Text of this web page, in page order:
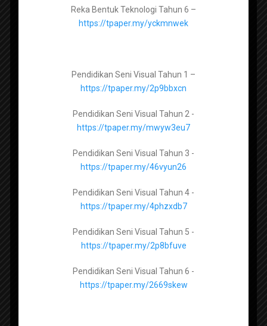
RPT 2019 Reka Bentuk Teknologi
Tingkatan 2 KSSM
Pendidikan Moral Tingkatan 2 –
https://tpaper.my/yc29jbus
Pendidikan Moral Tingkatan 4 –
Pendidikan Moral Tingkatan 5 –
Pendidikan Seni Visual Tingkatan 1 –
https://tpaper.my/2p8hw5e8
Pendidikan Seni Visual Tingkatan 2 –
https://tpaper.my/43p8dbvz
Pendidikan Seni Visual Tingkatan 3 –
https://tpaper.my/2p8mtbk2
Reka Bentuk Teknologi Tahun 6 –
https://tpaper.my/yckmnwek
Pendidikan Seni Visual Tahun 1 –
https://tpaper.my/2p9bbxcn
Pendidikan Seni Visual Tahun 2 -
https://tpaper.my/mwyw3eu7
Pendidikan Seni Visual Tahun 3 -
https://tpaper.my/46vyun26
Pendidikan Seni Visual Tahun 4 -
https://tpaper.my/4phzxdb7
Pendidikan Seni Visual Tahun 5 -
https://tpaper.my/2p8bfuve
Pendidikan Seni Visual Tahun 6 -
https://tpaper.my/2669skew